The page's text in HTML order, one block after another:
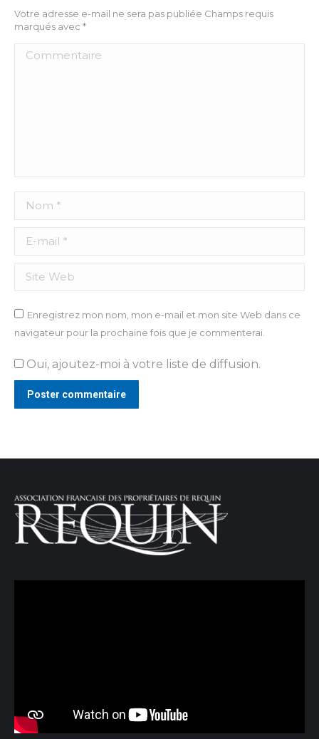
Votre adresse e-mail ne sera pas publiée Champs requis
marqués avec *
Commentaire
Nom *
E-mail *
Site Web
Enregistrez mon nom, mon e-mail et mon site Web dans ce
navigateur pour la prochaine fois que je commenterai.
Oui, ajoutez-moi à votre liste de diffusion.
Poster commentaire